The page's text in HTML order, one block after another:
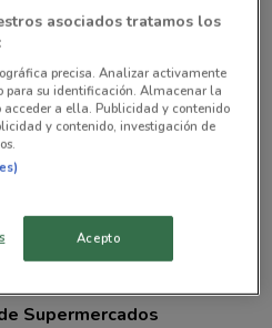
467 Naucalpan
La Magdalena Contreras
Todas las tiendas Sam's Club
Supermercados
asociados tratamos los
precisa. Analizar activamente
para su identificación. Almacenar la
acceder a ella. Publicidad y contenido
y contenido, investigación de
Acepto